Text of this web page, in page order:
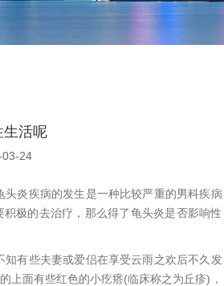
生活呢
03-24
炎疾病的发生是一种比较严重的男科疾病
极的去治疗，那么得了龟头炎是否影响性
有些夫妻或爱侣在享受云雨之欢后不久发
上面有些红色的小疙瘩(临床称之为丘疹)，